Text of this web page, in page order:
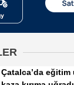
Çatalca’da eğitim